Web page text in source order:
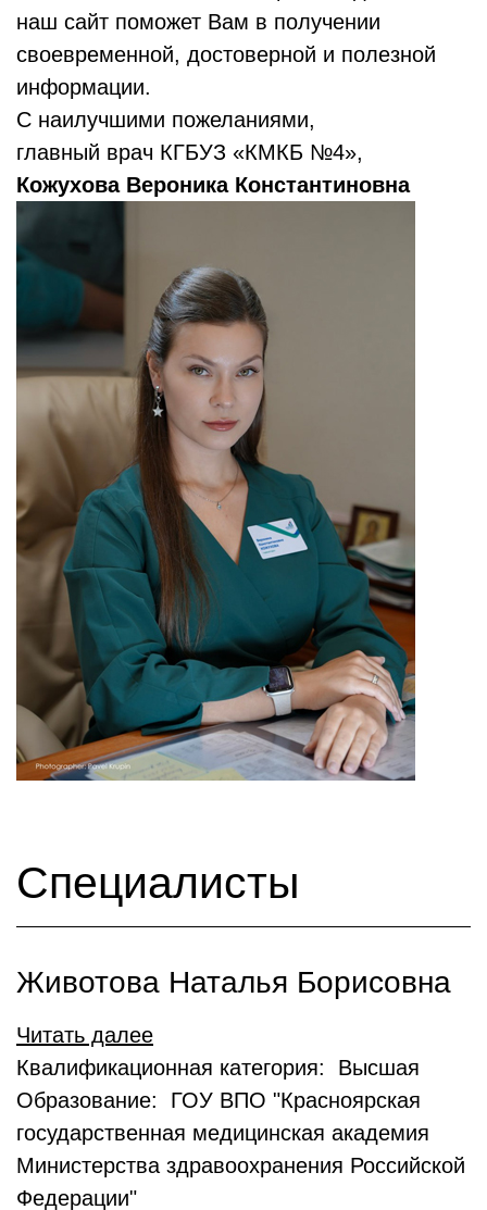
наш сайт поможет Вам в получении
своевременной, достоверной и полезной
информации.
С наилучшими пожеланиями,
главный врач КГБУЗ «КМКБ №4»,
Кожухова Вероника Константиновна
Специалисты
Животова Наталья Борисовна
Читать далее
Квалификационная категория: Высшая
Образование: ГОУ ВПО "Красноярская
государственная медицинская академия
Министерства здравоохранения Российской
Федерации"